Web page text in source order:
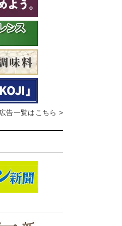
告一覧はこちら >